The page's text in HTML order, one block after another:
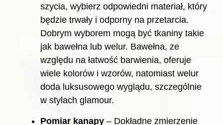
szycia, wybierz odpowiedni materiał, który
będzie trwały i odporny na przetarcia.
Dobrym wyborem mogą być tkaniny takie
jak bawełna lub welur. Bawełna, ze
względu na łatwość barwienia, oferuje
wiele kolorów i wzorów, natomiast welur
doda luksusowego wyglądu, szczególnie
w stylach glamour.
Pomiar kanapy – Dokładne zmierzenie